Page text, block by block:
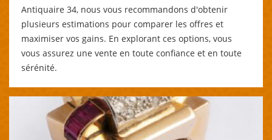
Antiquaire 34, nous vous recommandons d'obtenir
plusieurs estimations pour comparer les offres et
maximiser vos gains. En explorant ces options, vous
vous assurez une vente en toute confiance et en toute
sérénité.